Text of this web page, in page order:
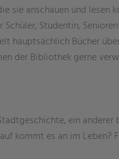
sie anschauen und lesen
Studentin,
hauptsächlich Bücher
der Bibliothek gerne
ein
kommt es an im Leben?